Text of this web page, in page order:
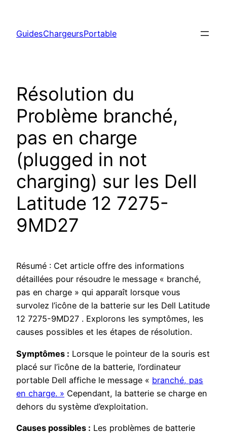
contenu
GuidesChargeursPortable
Résolution du
Problème branché,
pas en charge
(plugged in not
charging) sur les Dell
Latitude 12 7275-
9MD27
Résumé : Cet article offre des informations
détaillées pour résoudre le message « branché,
pas en charge » qui apparaît lorsque vous
survolez l’icône de la batterie sur les Dell Latitude
12 7275-9MD27 . Explorons les symptômes, les
causes possibles et les étapes de résolution.
Symptômes : Lorsque le pointeur de la souris est
placé sur l’icône de la batterie, l’ordinateur
portable Dell affiche le message « branché, pas
en charge. » Cependant, la batterie se charge en
dehors du système d’exploitation.
Causes possibles : Les problèmes de batterie